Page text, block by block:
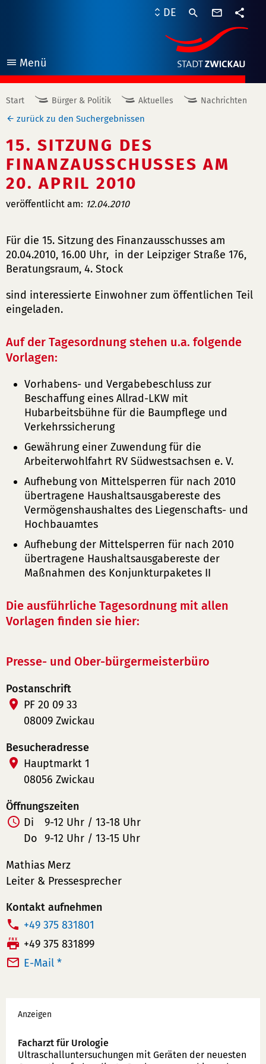
Menü
öffnen
DE
Start Bürger & Politik Aktuelles Nachrichten
zurück zu den Suchergebnissen
15. SITZUNG DES
FINANZAUSSCHUSSES AM
20. APRIL 2010
veröffentlicht am: 12.04.2010
Für die 15. Sitzung des Finanzausschusses am
20.04.2010, 16.00 Uhr, in der Leipziger Straße 176,
Beratungsraum, 4. Stock
sind interessierte Einwohner zum öffentlichen Teil
eingeladen.
Auf der Tagesordnung stehen u.a. folgende
Vorlagen:
Vorhabens- und Vergabebeschluss zur
Beschaffung eines Allrad-LKW mit
Hubarbeitsbühne für die Baumpflege und
Verkehrssicherung
Gewährung einer Zuwendung für die
Arbeiterwohlfahrt RV Südwestsachsen e. V.
Aufhebung von Mittelsperren für nach 2010
übertragene Haushaltsausgabereste des
Vermögenshaushaltes des Liegenschafts- und
Hochbauamtes
Aufhebung der Mittelsperren für nach 2010
übertragene Haushaltsausgabereste der
Maßnahmen des Konjunkturpaketes II
Die ausführliche Tagesordnung mit allen
Vorlagen finden sie hier:
Presse- und Ober-bürgermeisterbüro
Postanschrift
PF 20 09 33
08009 Zwickau
Besucheradresse
Hauptmarkt 1
08056 Zwickau
Öffnungszeiten
Di
9-12 Uhr / 13-18 Uhr
Do 9-12 Uhr / 13-15 Uhr
Mathias Merz
Leiter & Pressesprecher
Kontakt aufnehmen
T
e
l
n
u
+49 375 831801
F
a
+49 375 831899
E-Mail *
Werbung
Anzeigen
Facharzt für Urologie
Ultraschallunter­suchungen mit Geräten der neuesten